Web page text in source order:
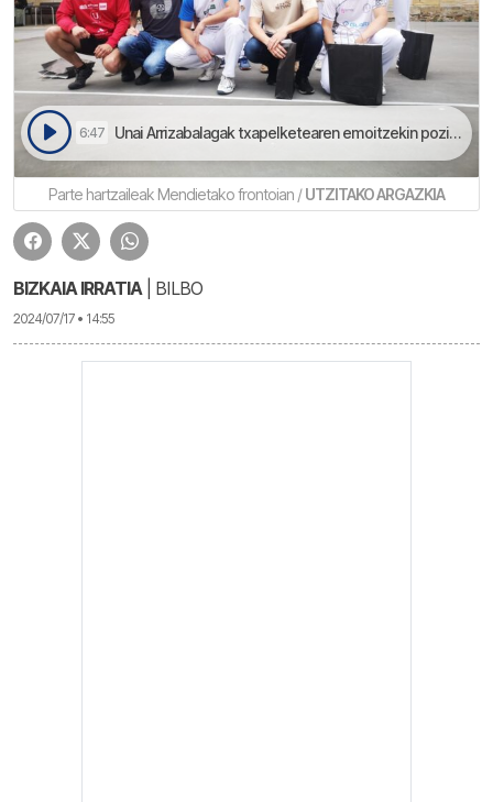
6:47 Unai Arrizabalagak txapelketearen emoitzekin pozik agertu da | Jokoan
Parte hartzaileak Mendietako frontoian /UTZITAKO ARGAZKIA
BIZKAIA IRRATIA | BILBO
2024/07/17 • 14:55